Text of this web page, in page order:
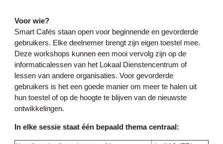
Voor wie?
Smart Cafés staan open voor beginnende en gevorderde
gebruikers. Elke deelnemer brengt zijn eigen toestel mee.
Deze workshops kunnen een mooi vervolg zijn op de
informaticalessen van het Lokaal Dienstencentrum of
lessen van andere organisaties. Voor gevorderde
gebruikers is het een goede manier om meer te halen uit
hun toestel of op de hoogte te blijven van de nieuwste
ontwikkelingen.
In elke sessie staat één bepaald thema centraal: